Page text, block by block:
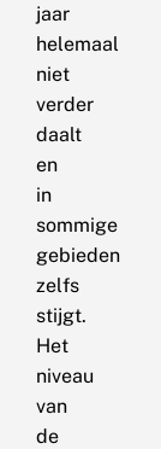
jaar
helemaal
niet
verder
daalt
en
in
sommige
gebieden
zelfs
stijgt.
Het
niveau
van
de